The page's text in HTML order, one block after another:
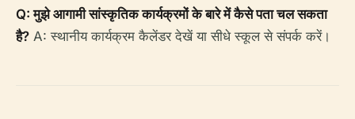
Q: मुझे आगामी सांस्कृतिक कार्यक्रमों के बारे में कैसे पता चल सकता
है? A: स्थानीय कार्यक्रम कैलेंडर देखें या सीधे स्कूल से संपर्क करें।